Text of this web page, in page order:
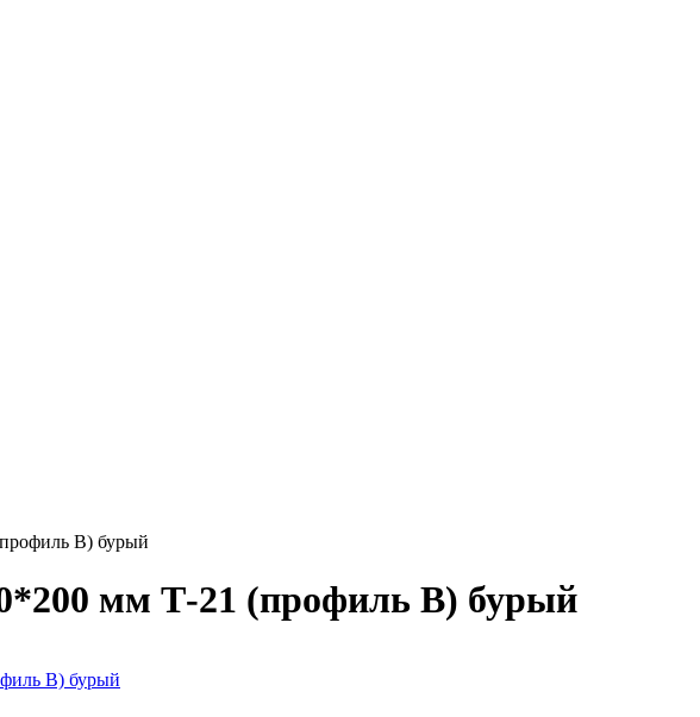
B) бурый
мм Т-21 (профиль B) бурый